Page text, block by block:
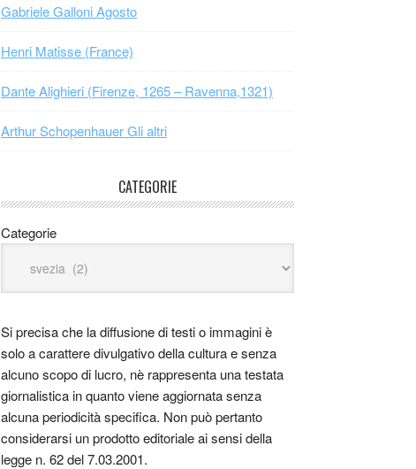
Gabriele Galloni Agosto
Henri Matisse (France)
Dante Alighieri (Firenze, 1265 – Ravenna,1321)
Arthur Schopenhauer Gli altri
CATEGORIE
Categorie
Si precisa che la diffusione di testi o immagini è
solo a carattere divulgativo della cultura e senza
alcuno scopo di lucro, nè rappresenta una testata
giornalistica in quanto viene aggiornata senza
alcuna periodicità specifica. Non può pertanto
considerarsi un prodotto editoriale ai sensi della
legge n. 62 del 7.03.2001.